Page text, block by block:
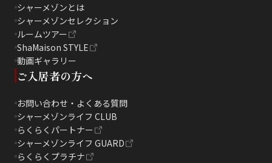
シャーメゾンとは
シャーメゾンセレクション
ルームツアー
ShaMaison STYLE
動画ギャラリー
ご入居者の方へ
お問い合わせ・よくある質問
シャーメゾンライフ CLUB
らくらくパートナー
シャーメゾンライフ GUARD
らくらくプラチナ